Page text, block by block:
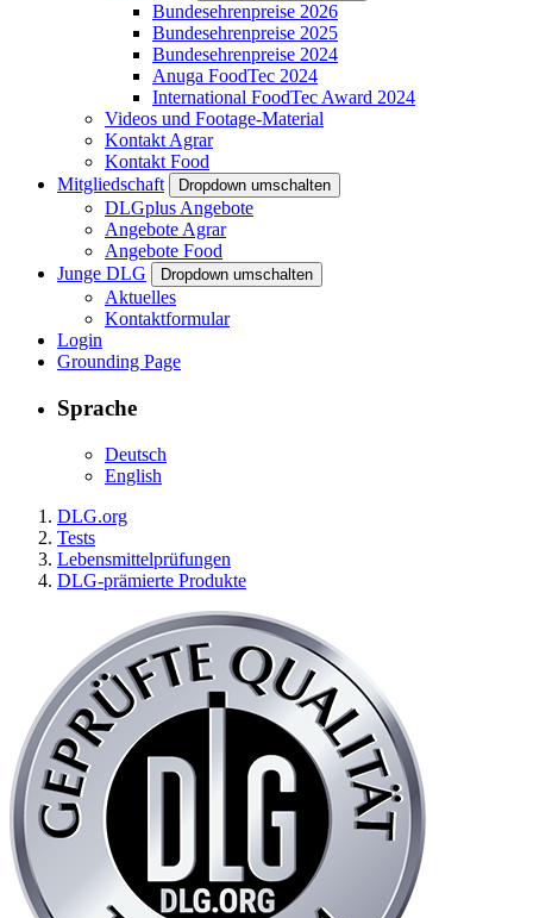
Bundesehrenpreise 2026
Bundesehrenpreise 2025
Bundesehrenpreise 2024
Anuga FoodTec 2024
International FoodTec Award 2024
Videos und Footage-Material
Kontakt Agrar
Kontakt Food
Mitgliedschaft
Dropdown umschalten
DLGplus Angebote
Angebote Agrar
Angebote Food
Junge DLG
Dropdown umschalten
Aktuelles
Kontaktformular
Login
Grounding Page
Sprache
Deutsch
English
DLG.org
Tests
Lebensmittelprüfungen
DLG-prämierte Produkte